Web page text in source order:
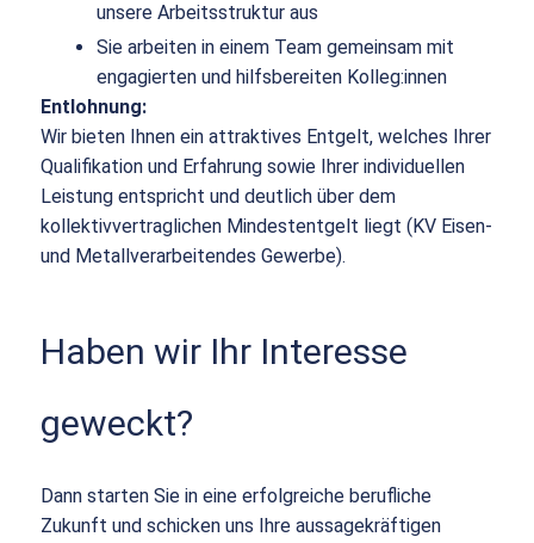
unsere Arbeitsstruktur aus
Sie arbeiten in einem Team gemeinsam mit
engagierten und hilfsbereiten Kolleg:innen
Entlohnung:
Wir bieten Ihnen ein attraktives Entgelt, welches Ihrer
Qualifikation und Erfahrung sowie Ihrer individuellen
Leistung entspricht und deutlich über dem
kollektivvertraglichen Mindestentgelt liegt (KV Eisen-
und Metallverarbeitendes Gewerbe).
Haben wir Ihr Interesse
geweckt?
Dann starten Sie in eine erfolgreiche berufliche
Zukunft und schicken uns Ihre aussagekräftigen